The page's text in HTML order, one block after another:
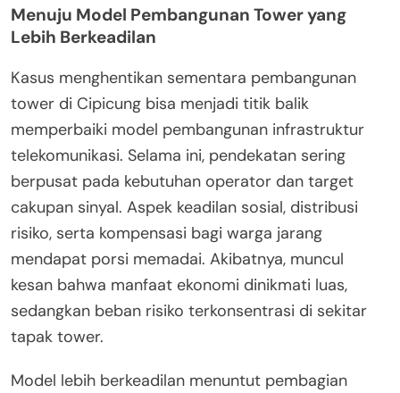
Menuju Model Pembangunan Tower yang
Lebih Berkeadilan
Kasus menghentikan sementara pembangunan
tower di Cipicung bisa menjadi titik balik
memperbaiki model pembangunan infrastruktur
telekomunikasi. Selama ini, pendekatan sering
berpusat pada kebutuhan operator dan target
cakupan sinyal. Aspek keadilan sosial, distribusi
risiko, serta kompensasi bagi warga jarang
mendapat porsi memadai. Akibatnya, muncul
kesan bahwa manfaat ekonomi dinikmati luas,
sedangkan beban risiko terkonsentrasi di sekitar
tapak tower.
Model lebih berkeadilan menuntut pembagian